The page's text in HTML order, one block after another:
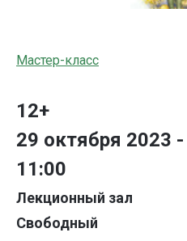
Мастер-класс
12+
29 октября 2023
11:00
Лекционный зал
Свободный